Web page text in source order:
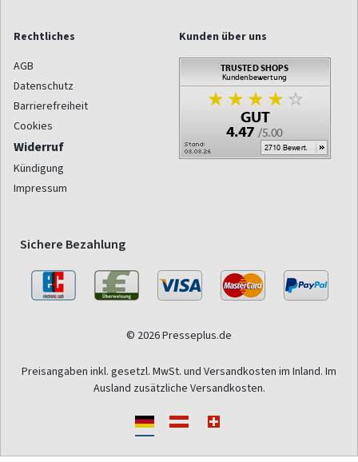
Rechtliches
AGB
Datenschutz
Barrierefreiheit
Cookies
Widerruf
Kündigung
Impressum
Kunden über uns
Sichere Bezahlung
© 2026 Presseplus.de
Preisangaben inkl. gesetzl. MwSt. und Versandkosten im Inland. Im
Ausland zusätzliche Versandkosten.